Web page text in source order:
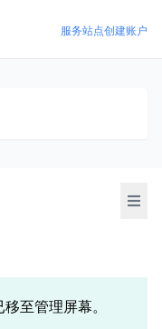
服务站点创建账户
至管理屏幕。